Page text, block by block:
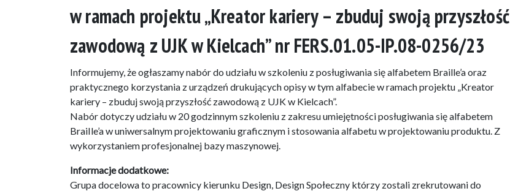
w ramach projektu „Kreator kariery – zbuduj swoją przyszłość
zawodową z UJK w Kielcach” nr FERS.01.05-IP.08-0256/23
Informujemy, że ogłaszamy nabór do udziału w szkoleniu z posługiwania się alfabetem Braille’a oraz
praktycznego korzystania z urządzeń drukujących opisy w tym alfabecie w ramach projektu „Kreator
kariery – zbuduj swoją przyszłość zawodową z UJK w Kielcach”.
Nabór dotyczy udziału w 20 godzinnym szkoleniu z zakresu umiejętności posługiwania się alfabetem
BraiIle’a w uniwersalnym projektowaniu graficznym i stosowania alfabetu w projektowaniu produktu. Z
wykorzystaniem profesjonalnej bazy maszynowej.
Informacje dodatkowe:
Grupa docelowa to pracownicy kierunku Design, Design Społeczny którzy zostali zrekrutowani do